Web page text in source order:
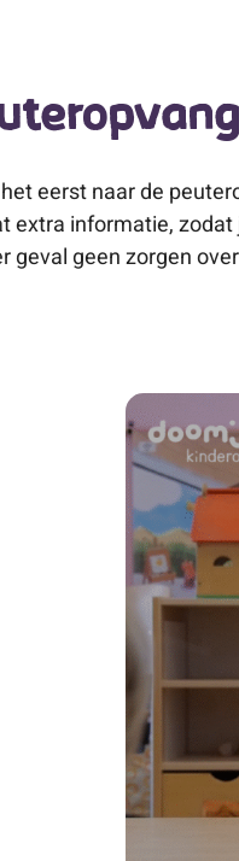
eerst naar de
extra informatie,
geval geen zorgen